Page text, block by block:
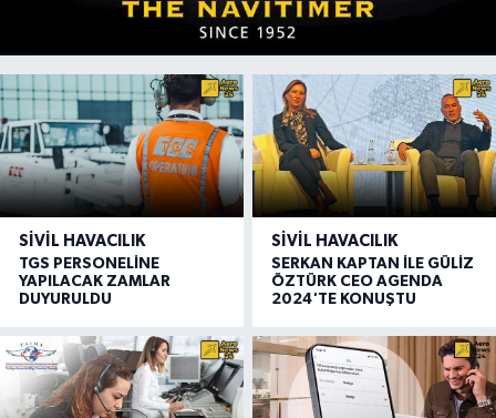
SIVIL HAVACILIK
TGS PERSONELİNE
YAPILACAK ZAMLAR
DUYURULDU
SIVIL HAVACILIK
SERKAN KAPTAN İLE GÜLİZ
ÖZTÜRK CEO AGENDA
2024'TE KONUŞTU